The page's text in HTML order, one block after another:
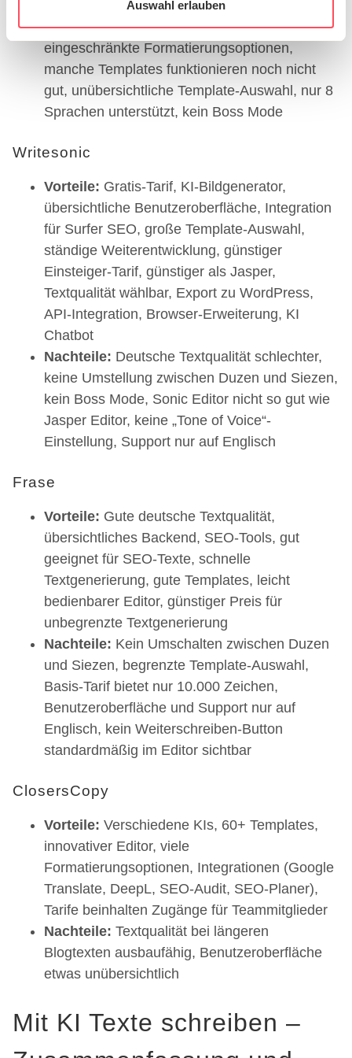
zu können und die Zugriffe auf unsere Website zu
analysieren. Außerdem geben wir Informationen zu Ihrer
Verwendung unserer Website an unsere Partner für
soziale Medien, Werbung und Analysen weiter. Unsere
Partner führen diese Informationen möglicherweise mit
weiteren Daten zusammen, die Sie ihnen bereitgestellt
haben oder die sie im Rahmen Ihrer Nutzung der Dienste
Auswahl erlauben
Langsamere Textgenerierung,
Textqualität etwas schlechter als bei Jasper,
eingeschränkte Formatierungsoptionen,
manche Templates funktionieren noch nicht
gut, unübersichtliche Template-Auswahl, nur 8
Sprachen unterstützt, kein Boss Mode
Writesonic
Vorteile: Gratis-Tarif, KI-Bildgenerator,
übersichtliche Benutzeroberfläche, Integration
für Surfer SEO, große Template-Auswahl,
ständige Weiterentwicklung, günstiger
Einsteiger-Tarif, günstiger als Jasper,
Textqualität wählbar, Export zu WordPress,
API-Integration, Browser-Erweiterung, KI
Chatbot
Nachteile: Deutsche Textqualität schlechter,
keine Umstellung zwischen Duzen und Siezen,
kein Boss Mode, Sonic Editor nicht so gut wie
Jasper Editor, keine „Tone of Voice“-
Einstellung, Support nur auf Englisch
Frase
Vorteile: Gute deutsche Textqualität,
übersichtliches Backend, SEO-Tools, gut
geeignet für SEO-Texte, schnelle
Textgenerierung, gute Templates, leicht
bedienbarer Editor, günstiger Preis für
unbegrenzte Textgenerierung
Nachteile: Kein Umschalten zwischen Duzen
und Siezen, begrenzte Template-Auswahl,
Basis-Tarif bietet nur 10.000 Zeichen,
Benutzeroberfläche und Support nur auf
Englisch, kein Weiterschreiben-Button
standardmäßig im Editor sichtbar
ClosersCopy
Vorteile: Verschiedene KIs, 60+ Templates,
innovativer Editor, viele
Formatierungsoptionen, Integrationen (Google
Translate, DeepL, SEO-Audit, SEO-Planer),
Tarife beinhalten Zugänge für Teammitglieder
Nachteile: Textqualität bei längeren
Blogtexten ausbaufähig, Benutzeroberfläche
etwas unübersichtlich
Mit KI Texte schreiben –